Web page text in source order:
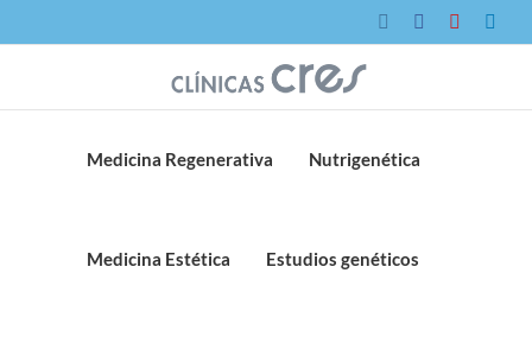
al
InstagramFacebookYouTube
Medicina Regenerativa Nutrigenética
Medicina Estética Estudios genéticos